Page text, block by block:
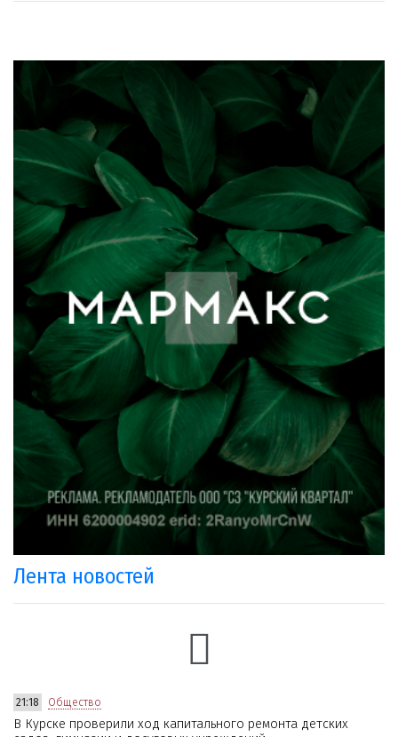
Лента новостей
21:18 Общество
В Курске проверили ход капитального ремонта детских